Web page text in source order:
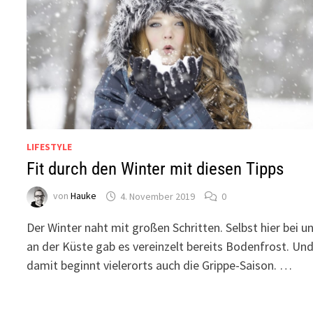
LIFESTYLE
Fit durch den Winter mit diesen Tipps
vonHauke 4. November 2019 0
Der Winter naht mit großen Schritten. Selbst hier bei
an der Küste gab es vereinzelt bereits Bodenfrost.
damit beginnt vielerorts auch die Grippe-Saison. …